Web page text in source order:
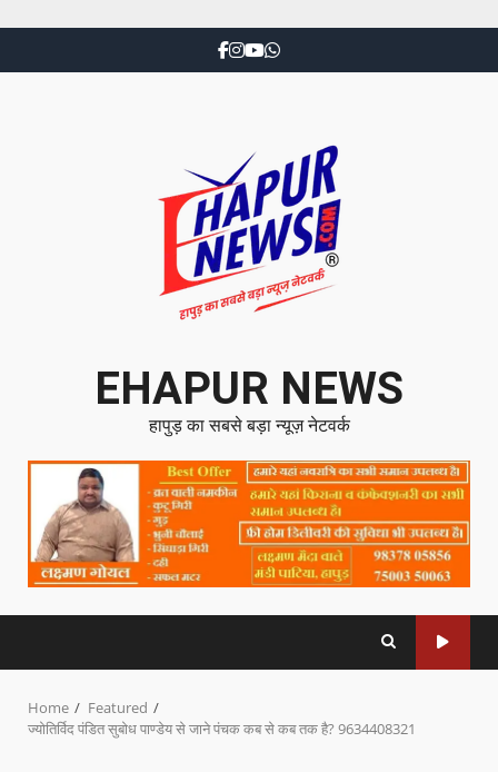
EHAPUR NEWS
हापुड़ का सबसे बड़ा न्यूज़ नेटवर्क
Home
Featured
ज्योतिर्विद पंडित सुबोध पाण्डेय से जाने पंचक कब से कब तक है? 9634408321